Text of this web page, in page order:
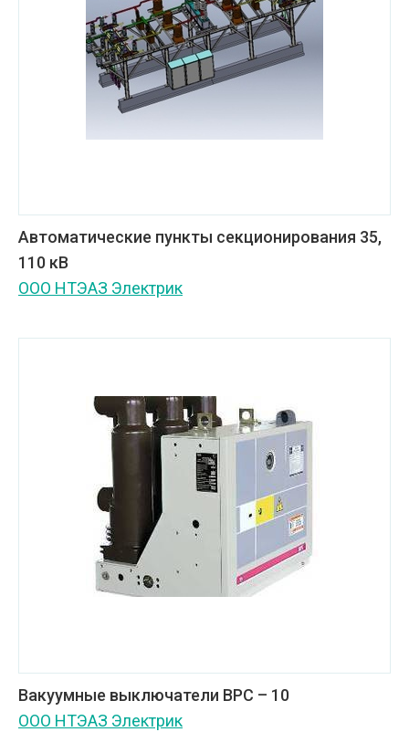
Автоматические пункты секционирования 35,
110 кВ
ООО НТЭАЗ Электрик
Вакуумные выключатели ВРС – 10
ООО НТЭАЗ Электрик